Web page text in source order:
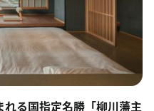
る国指定名勝「柳川藩主